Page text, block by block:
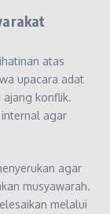
atas
upacara adat
ajang konflik.
agar
agar
musyawarah.
melalui